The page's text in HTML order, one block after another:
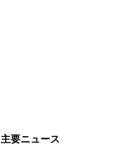
主要ニュース